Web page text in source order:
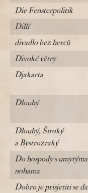
Die Fensterpolitik
Dillí
divadlo bez herců
Divoké větry
Djakarta
Dlouhý
Dlouhý, Široký
a Bystrozraký
Do hospody s umytýma
nohama
Dobro je prisjetiti se da